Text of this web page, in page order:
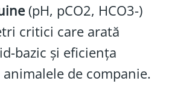
(pH, pCO2, HCO3-)
critici care arată
bazic și eficiența
de companie.